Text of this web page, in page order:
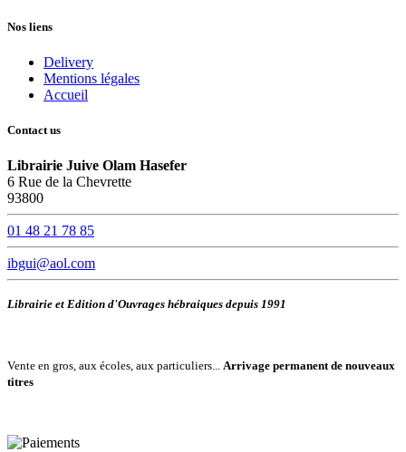
Nos liens
Delivery
Mentions légales
Accueil
Contact us
Librairie Juive Olam Hasefer
6 Rue de la Chevrette
93800
01 48 21 78 85
ibgui@aol.com
Librairie et Edition d'Ouvrages hébraiques depuis 1991
Vente en gros, aux écoles, aux particuliers... Arrivage permanent de nouveaux
titres